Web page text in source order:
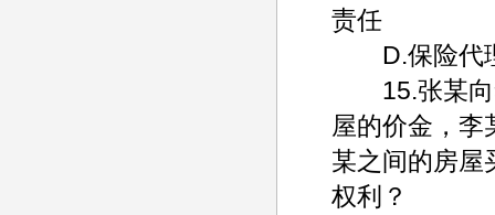
责任
D.保险代理
15.张某向
屋的价金，李
某之间的房屋
权利？